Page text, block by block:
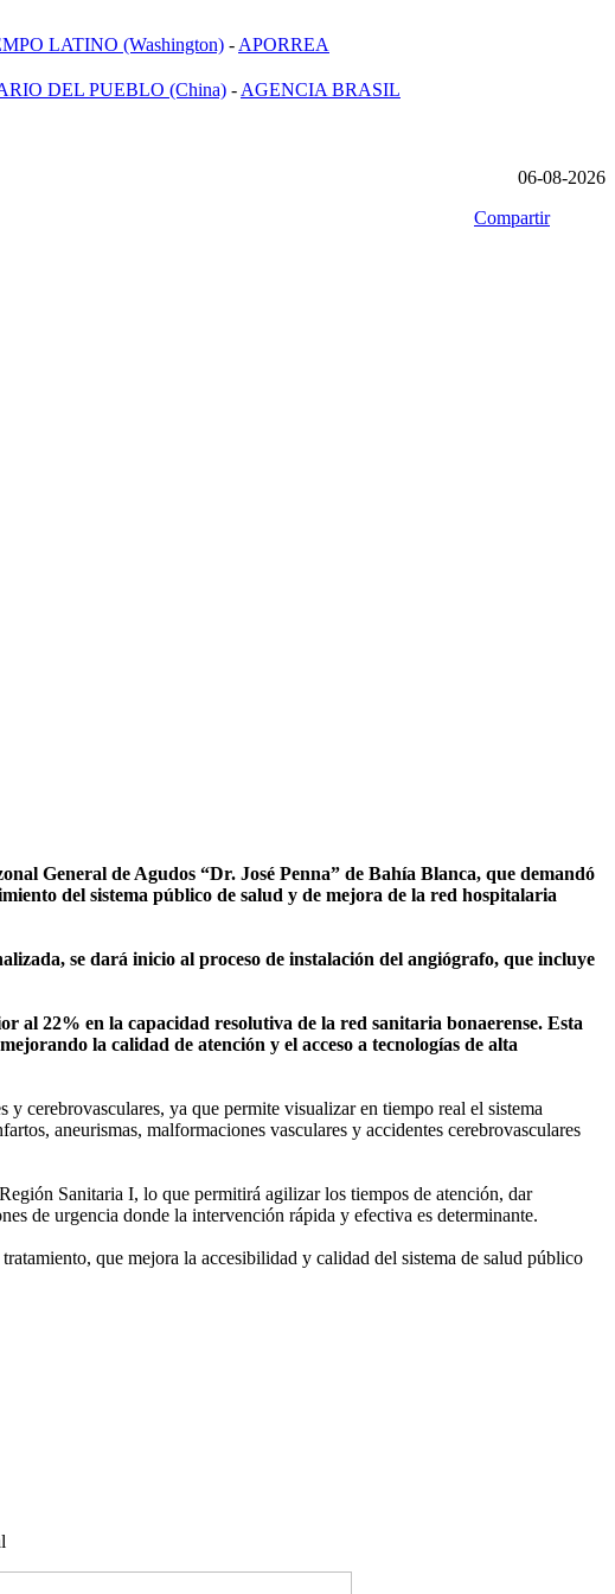
LATINO (Washington) - APORREA
DEL PUEBLO (China) - AGENCIA BRASIL
06-08-2026
Compartir
General de Agudos “Dr. José Penna” de Bahía Blanca, que demandó
del sistema público de salud y de mejora de la red hospitalaria
se dará inicio al proceso de instalación del angiógrafo, que incluye
al 22% en la capacidad resolutiva de la red sanitaria bonaerense. Esta
la calidad de atención y el acceso a tecnologías de alta
cerebrovasculares, ya que permite visualizar en tiempo real el sistema
aneurismas, malformaciones vasculares y accidentes cerebrovasculares
Sanitaria I, lo que permitirá agilizar los tiempos de atención, dar
de urgencia donde la intervención rápida y efectiva es determinante.
que mejora la accesibilidad y calidad del sistema de salud público